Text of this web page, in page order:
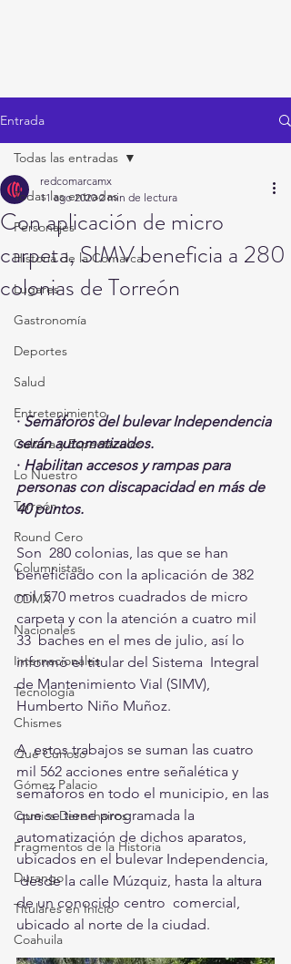
Entrada
Todas las entradas
Personajes
Historia de la Comarca
Lugares
Gastronomía
Deportes
Salud
Entretenimiento
Cultura y Espectáculos
Lo Nuestro
Torreón
Round Cero
Columnistas
CDMX
Nacionales
Internacionales
Tecnología
Chismes
Qué Curioso
Gómez Palacio
Comics Derechairos
Fragmentos de la Historia
Durango
Titulares en Inicio
Coahuila
Todas las entradas
Con aplicación de micro
carpeta, SIMV beneficia a 280
colonias de Torreón
redcomarcamx
11 ago 2020 2 min de lectura
· Semáforos del bulevar Independencia
serán automatizados.
· Habilitan accesos y rampas para
personas con discapacidad en más de
40 puntos.
Son  280 colonias, las que se han
beneficiado con la aplicación de 382
mil  570 metros cuadrados de micro
carpeta y con la atención a cuatro mil
33  baches en el mes de julio, así lo
informó el titular del Sistema  Integral
de Mantenimiento Vial (SIMV),
Humberto Niño Muñoz.
A  estos trabajos se suman las cuatro
mil 562 acciones entre señalética y
semáforos en todo el municipio, en las
que se tiene programada la
automatización de dichos aparatos,
ubicados en el bulevar Independencia,
desde la calle Múzquiz, hasta la altura
de un conocido centro  comercial,
ubicado al norte de la ciudad.